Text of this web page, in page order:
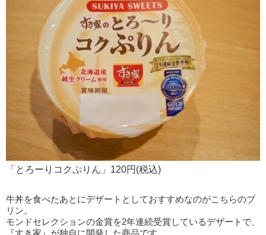
「とろーりコクぷりん」120円(税込)
牛丼を食べたあとにデザートとしておすすめなのがこちらのプ
リン。
モンドセレクションの金賞を2年連続受賞しているデザートで、
『すき家』が独自に開発した商品です。